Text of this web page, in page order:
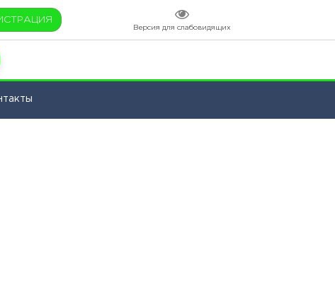
Версия для слабовидящих